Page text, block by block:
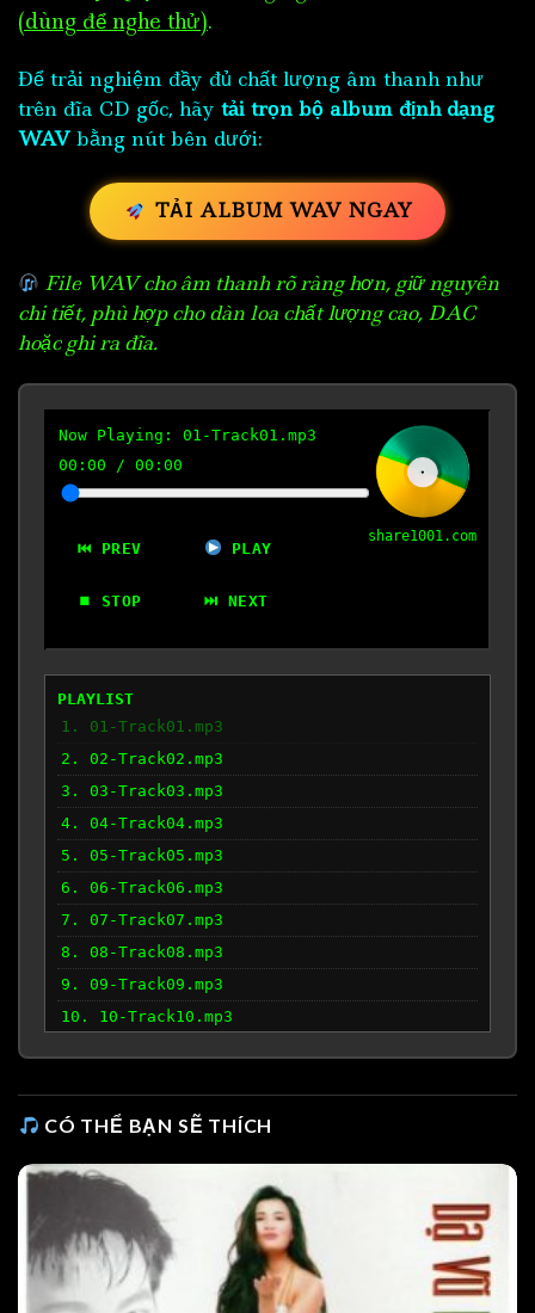
(dùng để nghe thử).
Để trải nghiệm đầy đủ chất lượng âm thanh như
trên đĩa CD gốc, hãy tải trọn bộ album định dạng
WAV bằng nút bên dưới:
TẢI ALBUM WAV NGAY
File WAV cho âm thanh rõ ràng hơn, giữ nguyên
chi tiết, phù hợp cho dàn loa chất lượng cao, DAC
hoặc ghi ra đĩa.
Now Playing: 01-Track01.mp3
00:00 / 00:00
⏮ PREV PLAY
⏹ STOP ⏭ NEXT
share1001.com
PLAYLIST
1. 01-Track01.mp3
2. 02-Track02.mp3
3. 03-Track03.mp3
4. 04-Track04.mp3
5. 05-Track05.mp3
6. 06-Track06.mp3
7. 07-Track07.mp3
8. 08-Track08.mp3
9. 09-Track09.mp3
10. 10-Track10.mp3
CÓ THỂ BẠN SẼ THÍCH